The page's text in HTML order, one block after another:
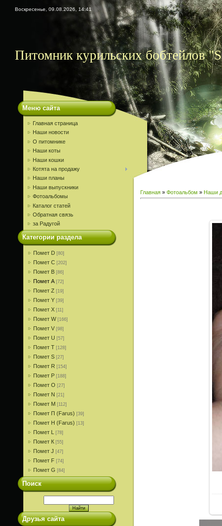
Воскресенье, 09.08.2026, 14:41
Питомник курильских бобтейлов
Меню сайта
Главная страница
Наши новости
О питомнике
Наши коты
Наши кошки
Котята на продажу
Наши планы
Наши выпускники
Фотоальбомы
Каталог статей
Обратная связь
за Радугой
Категории раздела
Помет D [80]
Помет С [202]
Помет В [86]
Помет A [72]
Помет Z [19]
Помет Y [39]
Помет X [11]
Помет W [166]
Помет V [98]
Помет U [57]
Помет T [128]
Помет S [27]
Помет R [154]
Помет P [188]
Помет О [27]
Помет N [21]
Помет M [112]
Помет П (Farus) [39]
Помет Н (Farus) [13]
Помет L [78]
Помет К [55]
Помет J [47]
Помет F [74]
Помет G [84]
Поиск
Друзья сайта
Главная » Фотоальбом » Наши